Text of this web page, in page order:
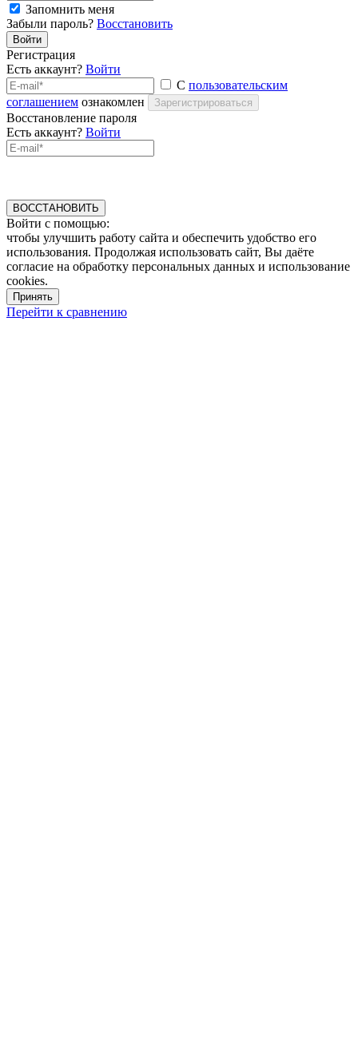
Запомнить меня
Забыли пароль? Восстановить
Войти
Регистрация
Есть аккаунт? Войти
С пользовательским
соглашением ознакомлен Зарегистрироваться
Восстановление пароля
Есть аккаунт? Войти
ВОССТАНОВИТЬ
Войти с помощью:
чтобы улучшить работу сайта и обеспечить удобство его
использования. Продолжая использовать сайт, Вы даёте
согласие на обработку персональных данных и использование
cookies.
Принять
Перейти к сравнению